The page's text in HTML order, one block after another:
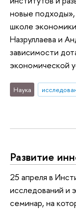
новые
школе
Назруллаева и
зависимости
экономической
Наука
Развитие
25 апреля в
исследований и
семинар, на